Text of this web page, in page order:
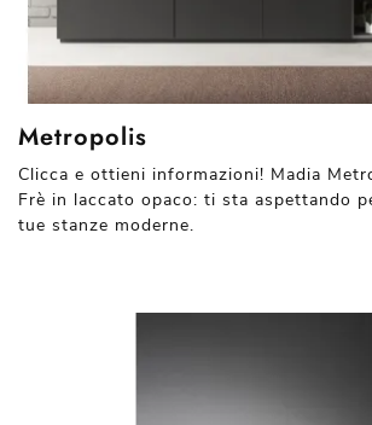
Metropolis
Clicca e ottieni informazioni! Madia
Frè in laccato opaco: ti sta aspettando
tue stanze moderne.